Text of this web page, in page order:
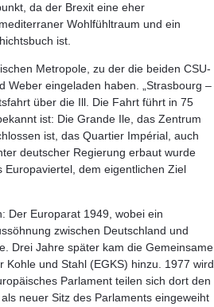
da der Brexit eine eher
Wohlfühltraum und ein
ist.
Metropole, zu der die beiden CSU-
Weber eingeladen haben. „Strasbourg –
über die Ill. Die Fahrt führt in 75
ist: Die Grande Ile, das Zentrum
ist, das Quartier Impérial, auch
deutscher Regierung erbaut wurde
dem eigentlichen Ziel
Der Europarat 1949, wobei ein
zwischen Deutschland und
Drei Jahre später kam die Gemeinsame
und Stahl (EGKS) hinzu. 1977 wird
Parlament teilen sich dort den
neuer Sitz des Parlaments eingeweiht